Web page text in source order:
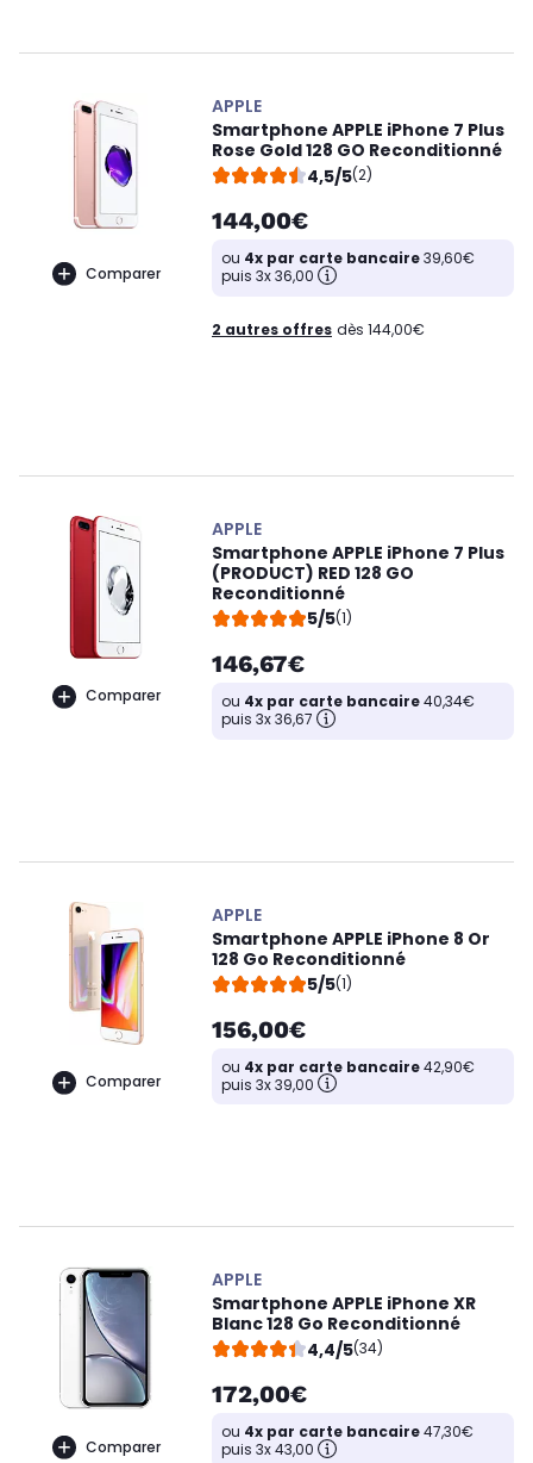
Comparer
APPLE
Smartphone APPLE iPhone 7 Plus
Rose Gold 128 GO Reconditionné
4,5/5(2)
144,00€
ou 4x par carte bancaire39,60€
puis 3x 36,00
2 autres offres dès 144,00€
Comparer
APPLE
Smartphone APPLE iPhone 7 Plus
(PRODUCT) RED 128 GO
Reconditionné
5/5(1)
146,67€
ou 4x par carte bancaire40,34€
puis 3x 36,67
Comparer
APPLE
Smartphone APPLE iPhone 8 Or
128 Go Reconditionné
5/5(1)
156,00€
ou 4x par carte bancaire42,90€
puis 3x 39,00
Comparer
APPLE
Smartphone APPLE iPhone XR
Blanc 128 Go Reconditionné
4,4/5(34)
172,00€
ou 4x par carte bancaire47,30€
puis 3x 43,00